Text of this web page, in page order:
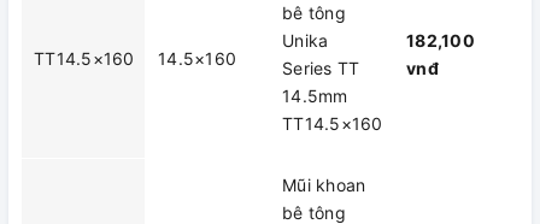
TT14.5×160 14.5×160
bê tông
Unika
Series TT
14.5mm
TT14.5×160
182,100
vnđ
Mũi khoan
bê tông